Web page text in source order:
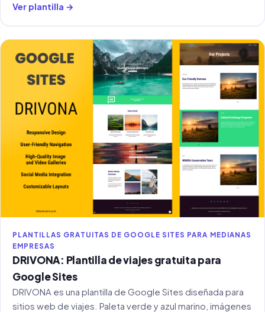
Ver plantilla →
PLANTILLAS GRATUITAS DE GOOGLE SITES PARA MEDIANAS
EMPRESAS
DRIVONA: Plantilla de viajes gratuita para
Google Sites
DRIVONA es una plantilla de Google Sites diseñada para
sitios web de viajes. Paleta verde y azul marino, imágenes